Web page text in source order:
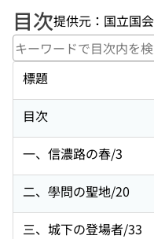
目次提供元：国立国
標題
目次
一、信濃路の春/3
二、學問の聖地/20
三、城下の登場者/33